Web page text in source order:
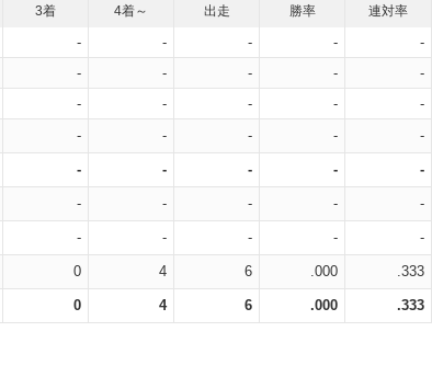
3着 4着～ 出走 勝率 連対率
- - - -
-
- - - -
-
- - - -
-
- - - - -
- - - - -
- - - - -
- - - - -
0 4 6 .000 .333
0 4 6 .000 .333